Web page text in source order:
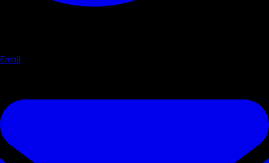
Email